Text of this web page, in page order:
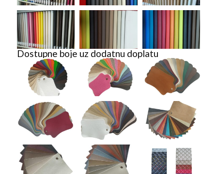
Dostupne boje uz dodatnu doplatu